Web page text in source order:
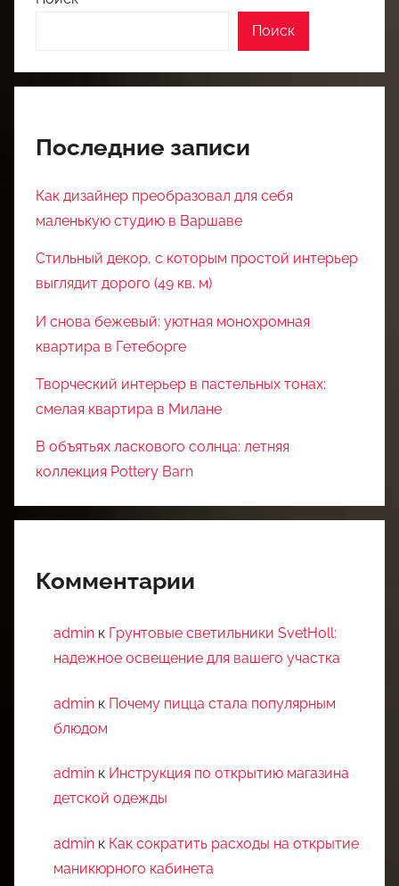
Поиск
Последние записи
Как дизайнер преобразовал для себя
маленькую студию в Варшаве
Стильный декор, с которым простой интерьер
выглядит дорого (49 кв. м)
И снова бежевый: уютная монохромная
квартира в Гетеборге
Творческий интерьер в пастельных тонах:
смелая квартира в Милане
В объятьях ласкового солнца: летняя
коллекция Pottery Barn
Комментарии
admin к Грунтовые светильники SvetHoll:
надежное освещение для вашего участка
admin к Почему пицца стала популярным
блюдом
admin к Инструкция по открытию магазина
детской одежды
admin к Как сократить расходы на открытие
маникюрного кабинета